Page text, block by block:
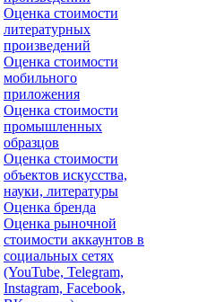
Оценка стоимости
литературных
произведений
Оценка стоимости
мобильного
приложения
Оценка стоимости
промышленных
образцов
Оценка стоимости
объектов искусства,
науки, литературы
Оценка бренда
Оценка рыночной
стоимости аккаунтов в
социальных сетях
(YouTube, Telegram,
Instagram, Facebook,